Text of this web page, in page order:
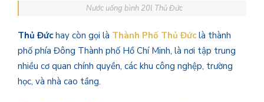
Nước uống bình 20l Thủ Đức
Thủ Đức hay còn gọi là Thành Phố Thủ Đức là thành
phố phía Đông Thành phố Hồ Chí Minh, là nơi tập trung
nhiều cơ quan chính quyền, các khu công nghệp, trường
học, và nhà cao tầng.